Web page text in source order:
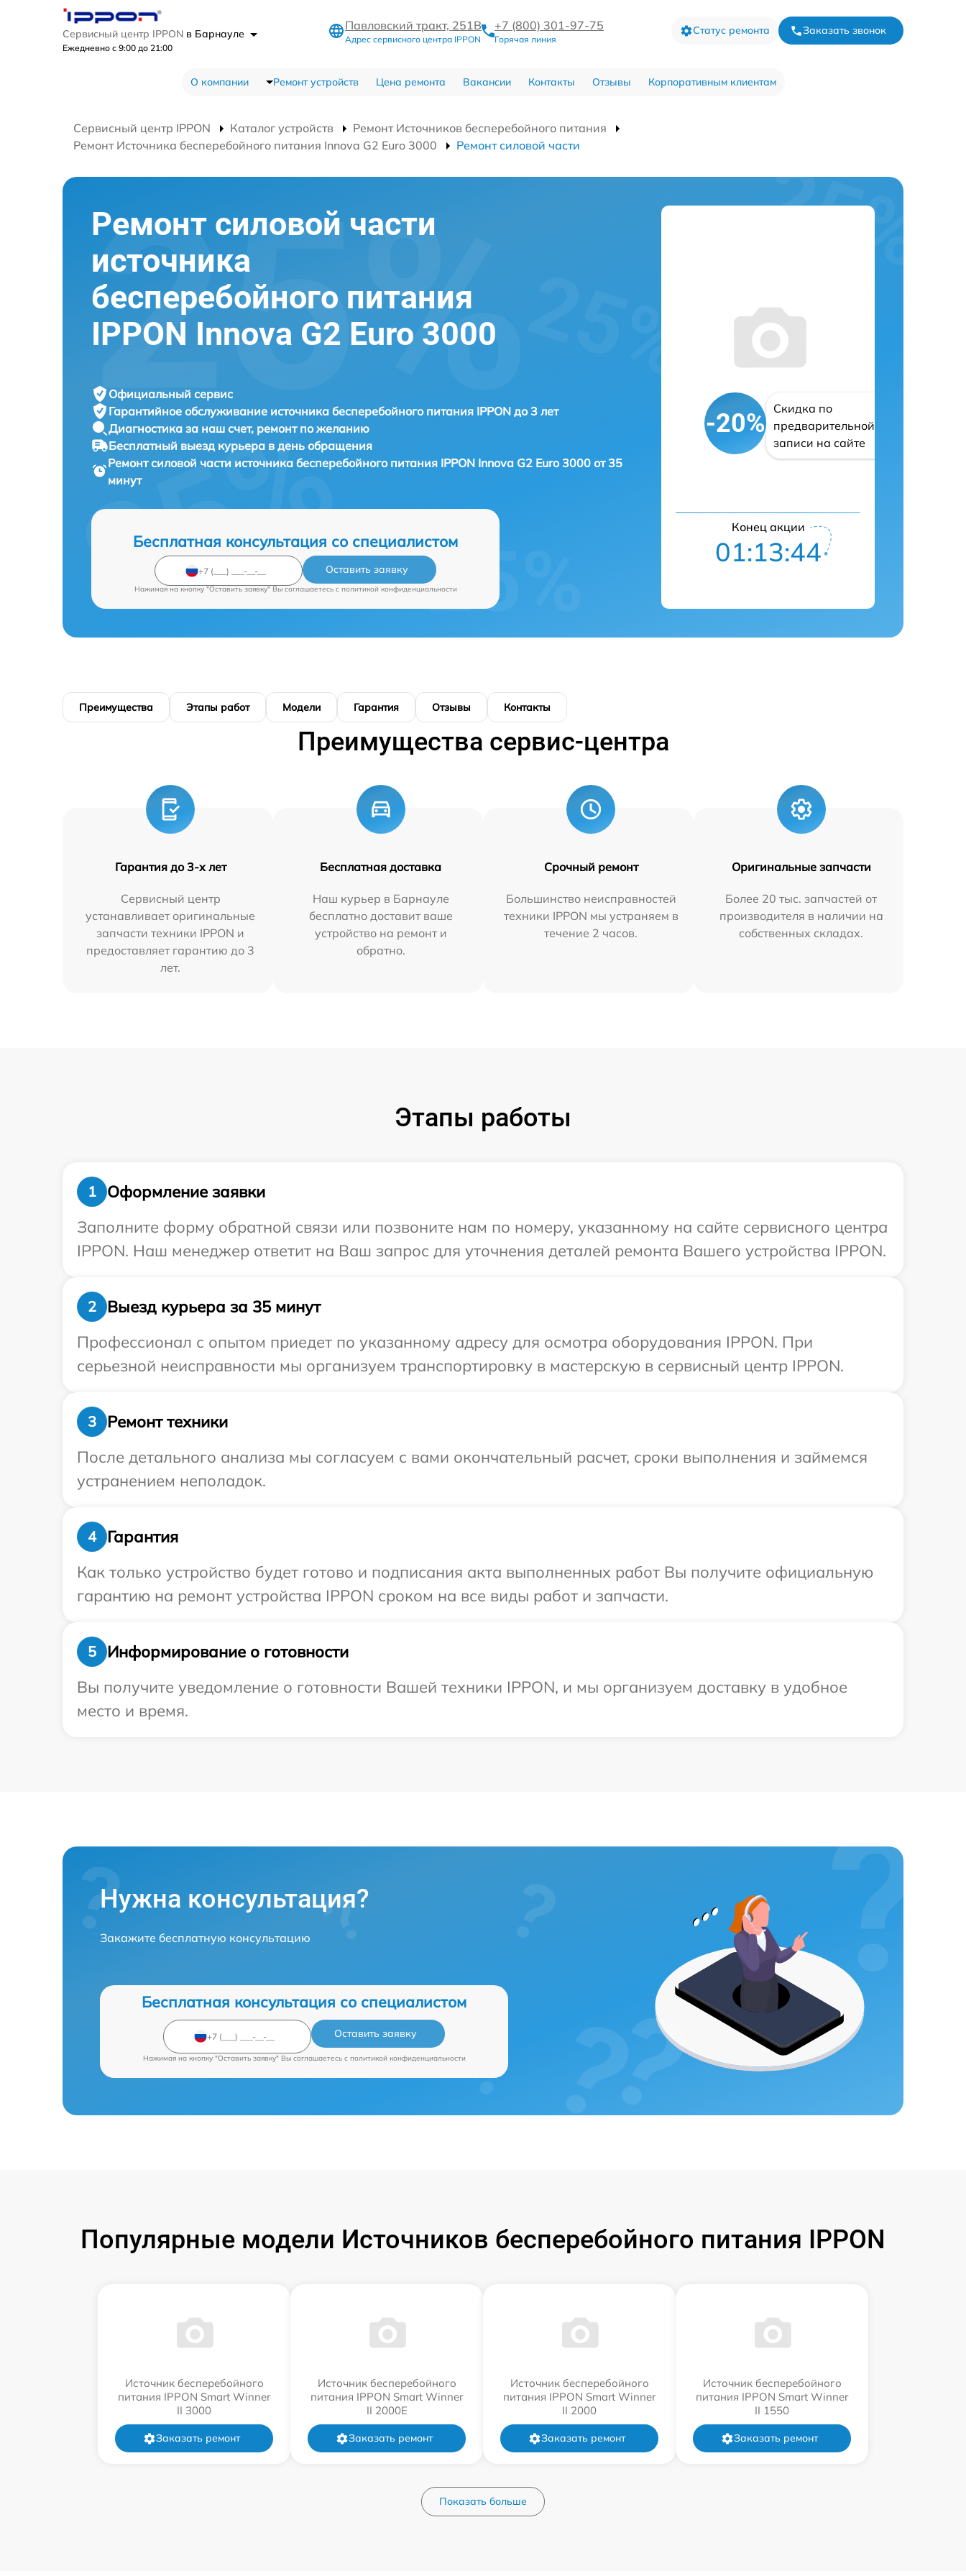
Сервисный центр IPPON в Барнауле
Ежедневно с 9:00 до 21:00
Павловский тракт, 251В
Адрес сервисного центра IPPON
+7 (800) 301-97-75
Горячая линия
Статус ремонта Заказать звонок
О компании Ремонт устройств Цена ремонта Вакансии Контакты Отзывы Корпоративным клиентам
Сервисный центр IPPON Каталог устройств
Ремонт Источников бесперебойного питания
Ремонт Источника бесперебойного питания Innova G2 Euro 3000
Ремонт силовой части
Ремонт силовой части
источника
бесперебойного питания
IPPON Innova G2 Euro 3000
Официальный сервис
Гарантийное обслуживание источника бесперебойного питания IPPON до 3 лет
Диагностика за наш счет, ремонт по желанию
Бесплатный выезд курьера в день обращения
Ремонт силовой части источника бесперебойного питания IPPON Innova G2 Euro 3000 от 35
минут
Бесплатная консультация со специалистом
Оставить заявку
Нажимая на кнопку "Оставить заявку" Вы соглашаетесь c политикой конфиденциальности
-20%
Скидка по
предварительной
записи на сайте
Конец акции
01:13:42
Преимущества Этапы работ Модели Гарантия Отзывы Контакты
Преимущества сервис-центра
Гарантия до 3-х лет
Сервисный центр
устанавливает оригинальные
запчасти техники IPPON и
предоставляет гарантию до 3
лет.
Бесплатная доставка
Наш курьер в Барнауле
бесплатно доставит ваше
устройство на ремонт и
обратно.
Срочный ремонт
Большинство неисправностей
техники IPPON мы устраняем в
течение 2 часов.
Оригинальные запчасти
Более 20 тыс. запчастей от
производителя в наличии на
собственных складах.
Этапы работы
1
Оформление заявки
Заполните форму обратной связи или позвоните нам по номеру, указанному на сайте сервисного центра
IPPON. Наш менеджер ответит на Ваш запрос для уточнения деталей ремонта Вашего устройства IPPON.
2
Выезд курьера за 35 минут
Профессионал с опытом приедет по указанному адресу для осмотра оборудования IPPON. При
серьезной неисправности мы организуем транспортировку в мастерскую в сервисный центр IPPON.
3
Ремонт техники
После детального анализа мы согласуем с вами окончательный расчет, сроки выполнения и займемся
устранением неполадок.
4
Гарантия
Как только устройство будет готово и подписания акта выполненных работ Вы получите официальную
гарантию на ремонт устройства IPPON сроком на все виды работ и запчасти.
5
Информирование о готовности
Вы получите уведомление о готовности Вашей техники IPPON, и мы организуем доставку в удобное
место и время.
Нужна консультация?
Закажите бесплатную консультацию
Бесплатная консультация со специалистом
Оставить заявку
Нажимая на кнопку "Оставить заявку" Вы соглашаетесь c политикой конфиденциальности
Популярные модели Источников бесперебойного питания IPPON
Источник бесперебойного
питания IPPON Smart Winner
II 3000
Заказать ремонт
Источник бесперебойного
питания IPPON Smart Winner
II 2000E
Заказать ремонт
Источник бесперебойного
питания IPPON Smart Winner
II 2000
Заказать ремонт
Источник бесперебойного
питания IPPON Smart Winner
II 1550
Заказать ремонт
Показать больше